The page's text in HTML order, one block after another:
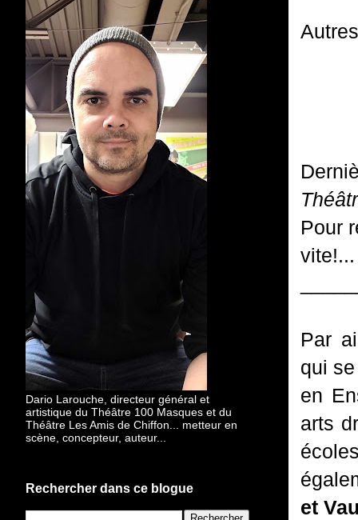
Pour
Par
qui
en
arts
et
Dario Larouche, directeur général et
artistique du Théâtre 100 Masques et du
Théâtre Les Amis de Chiffon... metteur en
scène, concepteur, auteur...
Rechercher dans ce blogue